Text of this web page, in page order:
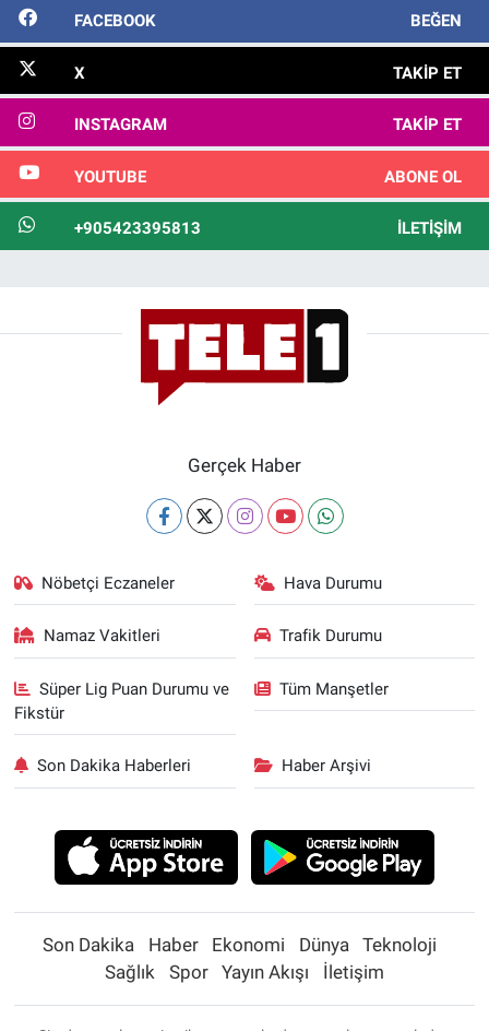
FACEBOOK BEĞEN
X TAKIP ET
INSTAGRAM TAKIP ET
YOUTUBE ABONE OL
+905423395813 İLETIŞIM
Gerçek Haber
Nöbetçi Eczaneler Hava Durumu
Namaz Vakitleri Trafik Durumu
Süper Lig Puan Durumu ve
Fikstür
Tüm Manşetler
Son Dakika Haberleri Haber Arşivi
Son Dakika Haber Ekonomi Dünya
Teknoloji
Sağlık
Spor Yayın Akışı İletişim